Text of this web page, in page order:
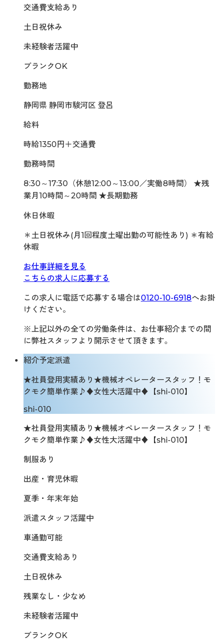
交通費支給あり
土日祝休み
未経験者活躍中
ブランクOK
勤務地
静岡県 静岡市駿河区 登呂
給料
時給1350円＋交通費
勤務時間
8:30～17:30（休憩12:00～13:00／実働8時間） ★残
業月10時間～20時間 ★長期勤務
休日休暇
＊土日祝休み(月1回程度土曜出勤の可能性あり) ＊有給
休暇
お仕事詳細を見る
こちらの求人に応募する
この求人に電話で応募する場合は0120-10-6918へお掛
けください。
※上記以外の全ての労働条件は、お仕事紹介までの間
に弊社スタッフより開示させて頂きます。
紹介予定派遣
★社員登用実績あり★機械オペレータースタッフ！モ
クモク簡単作業♪♦女性大活躍中♦【shi-010】
shi-010
★社員登用実績あり★機械オペレータースタッフ！モ
クモク簡単作業♪♦女性大活躍中♦【shi-010】
制服あり
出産・育児休暇
夏季・年末年始
派遣スタッフ活躍中
車通勤可能
交通費支給あり
土日祝休み
残業なし・少なめ
未経験者活躍中
ブランクOK